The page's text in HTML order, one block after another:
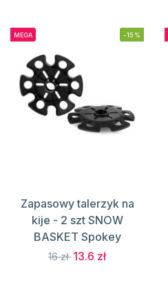
MEGA -15%
Zapasowy talerzyk na
kije - 2 szt SNOW
BASKET Spokey
16 zł 13.6 zł